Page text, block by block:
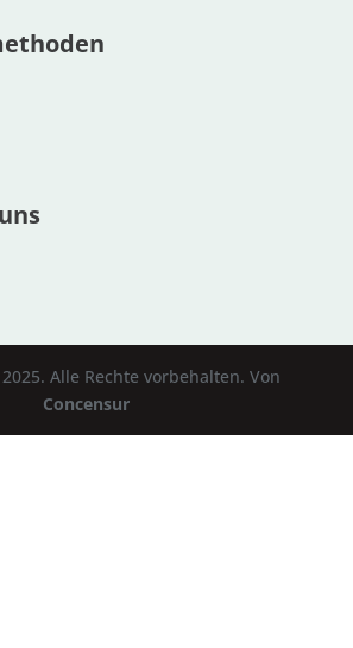
Alle Rechte vorbehalten. Von
Concensur